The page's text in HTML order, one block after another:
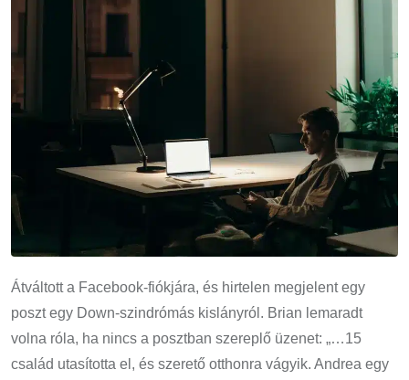
Átváltott a Facebook-fiókjára, és hirtelen megjelent egy
poszt egy Down-szindrómás kislányról. Brian lemaradt
volna róla, ha nincs a posztban szereplő üzenet: „…15
család utasította el, és szerető otthonra vágyik. Andrea egy